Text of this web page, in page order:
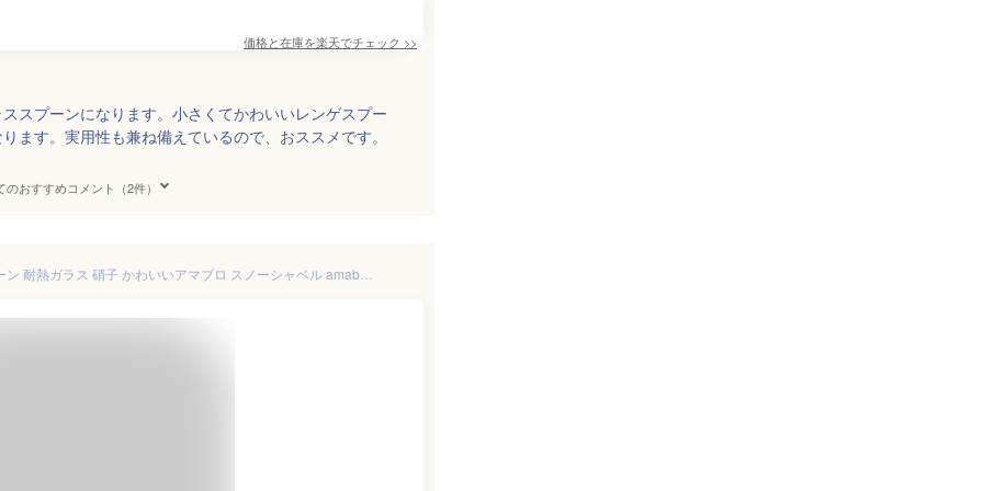
価格と在庫を楽天でチェック >>
スプーンになります。小さくてかわいいレンゲスプー
ます。実用性も兼ね備えているので、おススメです。
のおすすめコメント（2件）